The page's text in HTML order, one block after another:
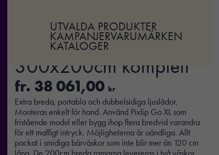
UTVALDA PRODUKTER
KAMPANJERVARUMÄRKEN
KATALOGER
Pixlip GO Frame
300x200cm komplett
fr. 38 061,00 kr
Extra breda, portabla och dubbelsidiga ljuslådor.
Monteras enkelt för hand. Använd Pixlip Go XL som
fristående modul eller bygg ihop flera bredvid varandra
för ett maffigt intryck. Möjligheterna är oändliga. Allt
packat i smidiga bärväskor som inte blir mer än 120 cm